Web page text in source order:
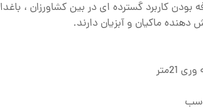
کاربرد گسترده ای در بین کشاورزان ،
دهنده ماکیان و آبزیان دارند.